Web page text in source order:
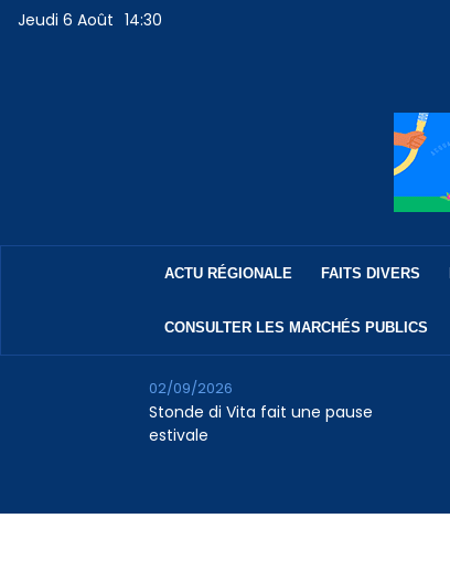
Jeudi 6 Août 14:30
ACTU RÉGIONALE FAITS DIVERS
CONSULTER LES MARCHÉS PUBLICS
Stonde di Vita fait une pause
estivale
02/09/2026